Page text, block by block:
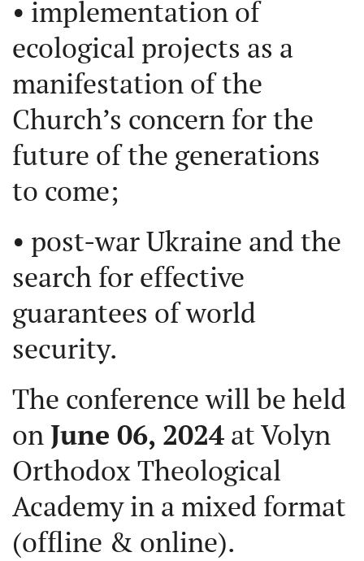
• implementation of
ecological projects as a
manifestation of the
Church’s concern for the
future of the generations
to come;
• post-war Ukraine and the
search for effective
guarantees of world
security.
The conference will be held
on June 06, 2024 at Volyn
Orthodox Theological
Academy in a mixed format
(offline & online).